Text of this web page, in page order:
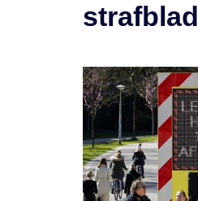
strafblad